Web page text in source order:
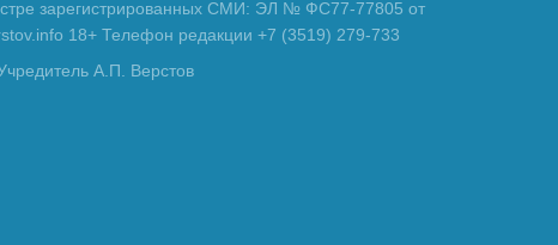
зарегистрированных СМИ: ЭЛ № ФС77-77805 от
18+ Телефон редакции +7 (3519) 279-733
А.П. Верстов